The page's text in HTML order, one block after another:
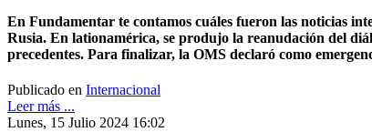
En Fundamentar te contamos cuáles fueron las noticias
Rusia. En lationamérica, se produjo la reanudación del
precedentes. Para finalizar, la OMS declaró como
Publicado en Internacional
Leer más ...
Lunes, 15 Julio 2024 16:02